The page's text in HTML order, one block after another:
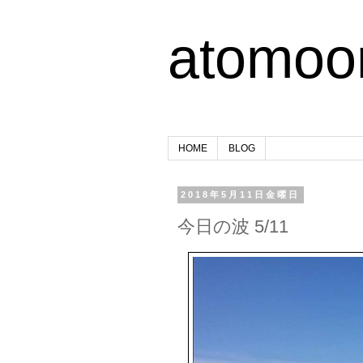
HOME BLOG
2018年5月11日金曜日
今日の波 5/11